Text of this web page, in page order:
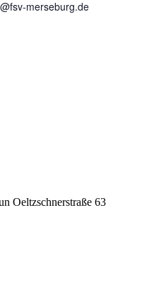
merseburg.de
Oeltzschnerstraße 63